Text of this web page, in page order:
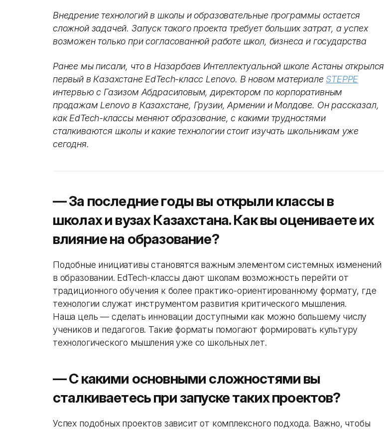
Внедрение технологий в школы и образовательные программы остается
сложной задачей. Запуск такого проекта требует больших затрат, а успех
возможен только при согласованной работе школ, бизнеса и государства
Ранее мы писали, что в Назарбаев Интеллектуальной школе Астаны открылся
первый в Казахстане EdTech-класс Lenovo. В новом материале STEPPE
интервью с Газизом Абдрасиловым, директором по корпоративным
продажам Lenovo в Казахстане, Грузии, Армении и Молдове. Он рассказал,
как EdTech-классы меняют образование, с какими трудностями
сталкиваются школы и какие технологии стоит изучать школьникам уже
сегодня.
— За последние годы вы открыли классы в
школах и вузах Казахстана. Как вы оцениваете их
влияние на образование?
Подобные инициативы становятся важным элементом системных изменений
в образовании. EdTech-классы дают школам возможность перейти от
традиционного обучения к более практико-ориентированному формату, где
технологии служат инструментом развития критического мышления.
Наша цель — сделать инновации доступными как можно большему числу
учеников и педагогов. Такие форматы помогают формировать культуру
технологического мышления уже со школьных лет.
— С какими основными сложностями вы
сталкиваетесь при запуске таких проектов?
Успех подобных проектов зависит от комплексного подхода. Важно, чтобы